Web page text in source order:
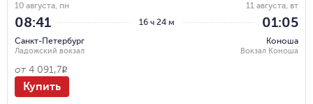
16 ч 24 м
10 августа, пн
08:41
Санкт-Петербург
Ладожский вокзал
11 августа, вт
01:05
Коноша
Вокзал Коноша
от 4 091,7R
Купить